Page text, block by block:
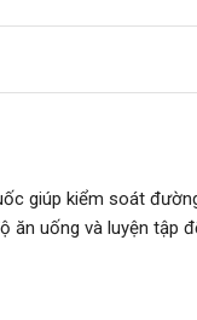
giúp kiểm soát
uống và luyện tập